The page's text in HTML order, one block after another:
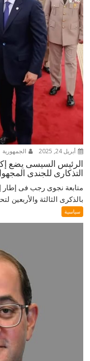
أبريل 24, 2025 الجمهورية
الرئيس السيسى يضع
التذكارى للجندى
متابعة نجوى رجب فى إطار
بالذكرى الثالثة والأربعين
سياسية